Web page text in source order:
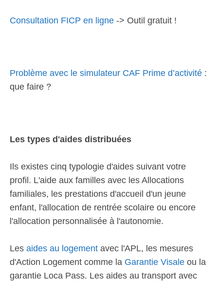
Consultation FICP en ligne -> Outil gratuit !
Problème avec le simulateur CAF Prime d’activité :
que faire ?
Les types d'aides distribuées
Ils existes cinq typologie d'aides suivant votre
profil. L'aide aux familles avec les Allocations
familiales, les prestations d'accueil d'un jeune
enfant, l'allocation de rentrée scolaire ou encore
l'allocation personnalisée à l'autonomie.
Les aides au logement avec l'APL, les mesures
d'Action Logement comme la Garantie Visale ou la
garantie Loca Pass. Les aides au transport avec